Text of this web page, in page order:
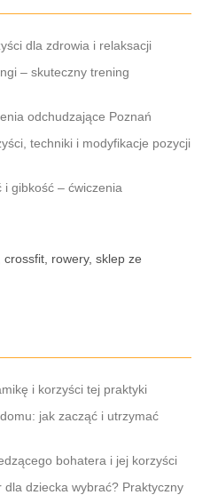
dla zdrowia i relaksacji
– skuteczny trening
odchudzające Poznań
techniki i modyfikacje pozycji
i gibkość – ćwiczenia
rowery, sklep ze
i korzyści tej praktyki
jak zacząć i utrzymać
bohatera i jej korzyści
dziecka wybrać? Praktyczny